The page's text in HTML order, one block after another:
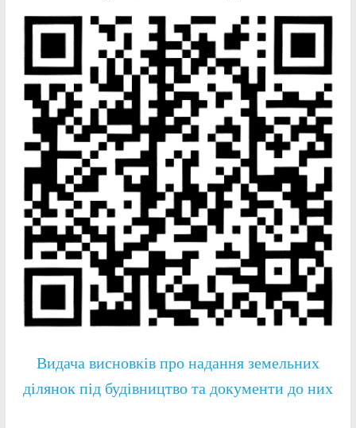
Видача висновків про надання земельних
ділянок під будівництво та документи до них